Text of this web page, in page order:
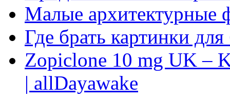
Малые архитектурные
Где брать картинки
Zopiclone 10 mg UK –
| allDayawake